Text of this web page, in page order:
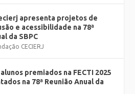
apresenta projetos de
e acessibilidade na 78ª
da SBPC
CECIERJ
premiados na FECTI 2025
na 78ª Reunião Anual da